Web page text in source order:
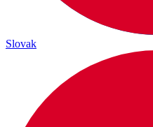
Slovak